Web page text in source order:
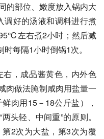
的部位、嫩度放入锅内大
调好的汤液和调料进行煮
左右煮2小时；然后减
每隔1小时倒锅1次。
右，成品酱黄色，内外色
肉做法腌制咸肉用盐量一
肉用15－18公斤盐），
头轻、中间重”的原则。
2次为大盐，第3次为覆